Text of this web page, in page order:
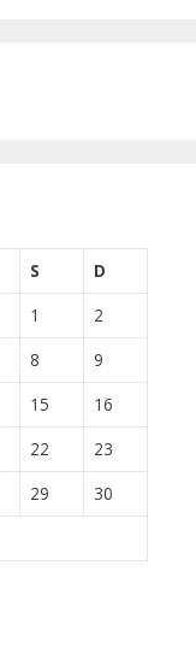
S
D
1
2
8
9
15
16
22
23
29
30